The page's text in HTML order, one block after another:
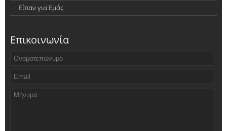
Είπαν για Εμάς
Επικοινωνία